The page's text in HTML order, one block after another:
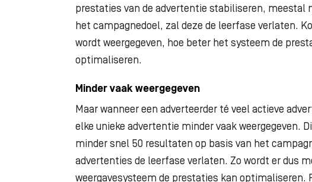
prestaties van de advertentie stabiliseren, meestal
het campagnedoel, zal deze de leerfase verlaten.
wordt weergegeven, hoe beter het systeem de
optimaliseren.
Minder vaak weergegeven
Maar wanneer een adverteerder té veel actieve
elke unieke advertentie minder vaak weergegeven.
minder snel 50 resultaten op basis van het
advertenties de leerfase verlaten. Zo wordt er dus
weergavesysteem de prestaties kan optimaliseren.